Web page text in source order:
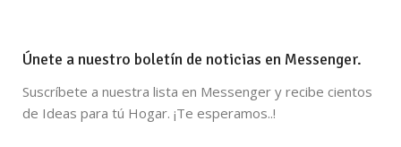
Únete a nuestro boletín de noticias en Messenger.
Suscríbete a nuestra lista en Messenger y recibe cientos
de Ideas para tú Hogar. ¡Te esperamos..!